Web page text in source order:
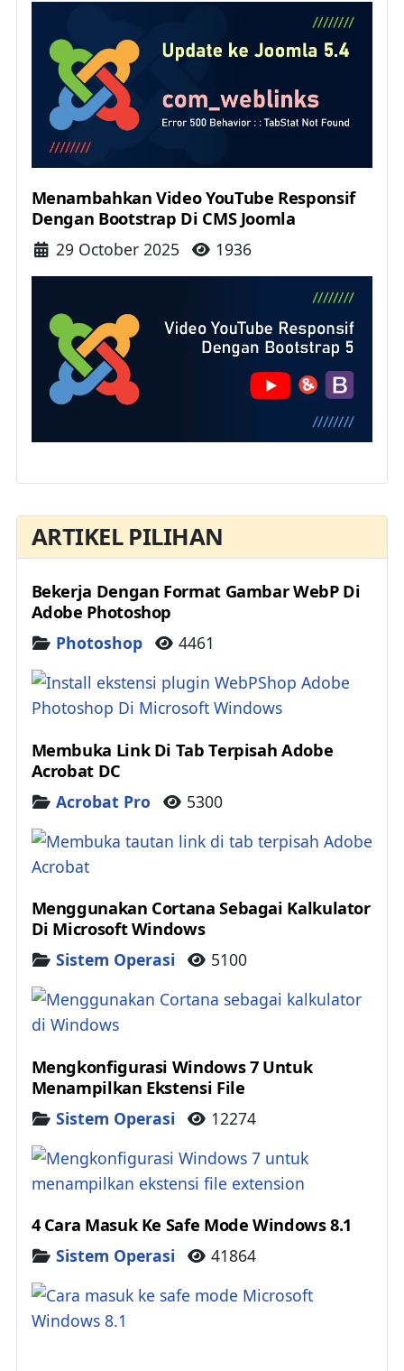
ARTIKEL PILIHAN
Bekerja Dengan Format Gambar WebP Di
Adobe Photoshop
Details
Photoshop 4461
Membuka Link Di Tab Terpisah Adobe
Acrobat DC
Details
Acrobat Pro 5300
Menggunakan Cortana Sebagai Kalkulator
Di Microsoft Windows
Details
Sistem Operasi 5100
Mengkonfigurasi Windows 7 Untuk
Menampilkan Ekstensi File
Details
Sistem Operasi 12274
4 Cara Masuk Ke Safe Mode Windows 8.1
Details
Sistem Operasi 41864
Menambahkan Video YouTube Responsif
Dengan Bootstrap Di CMS Joomla
Details
29 October 2025 1936